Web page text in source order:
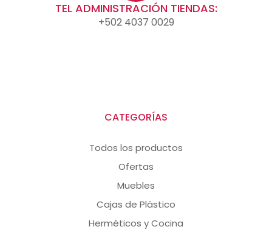
TEL ADMINISTRACIÓN TIENDAS:
+502 4037 0029
CATEGORÍAS
Todos los productos
Ofertas
Muebles
Cajas de Plástico
Herméticos y Cocina